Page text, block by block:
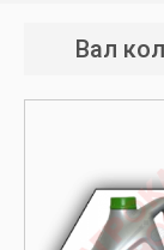
Вал